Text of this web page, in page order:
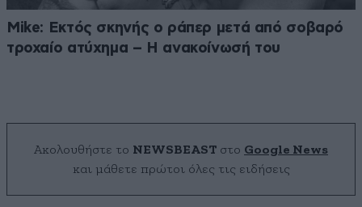
Mike: Εκτός σκηνής ο ράπερ μετά από σοβαρό
τροχαίο ατύχημα – Η ανακοίνωσή του
Ακολουθήστε το NEWSBEAST στο Google News
και μάθετε πρώτοι όλες τις ειδήσεις